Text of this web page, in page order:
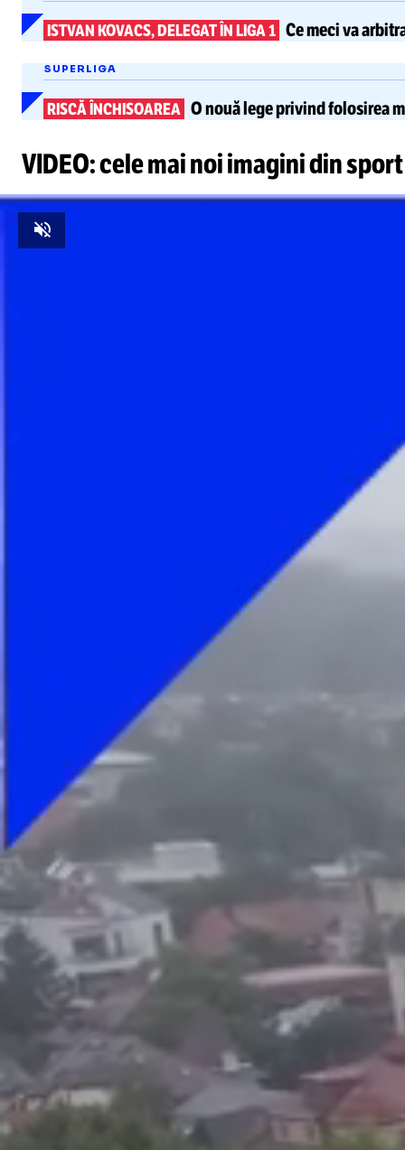
ISTVAN KOVACS, DELEGAT ÎN LIGA 1 Ce meci va
SUPERLIGA
RISCĂ ÎNCHISOAREA O nouă lege privind folosirea
VIDEO: cele mai noi imagini din sport
Unmute